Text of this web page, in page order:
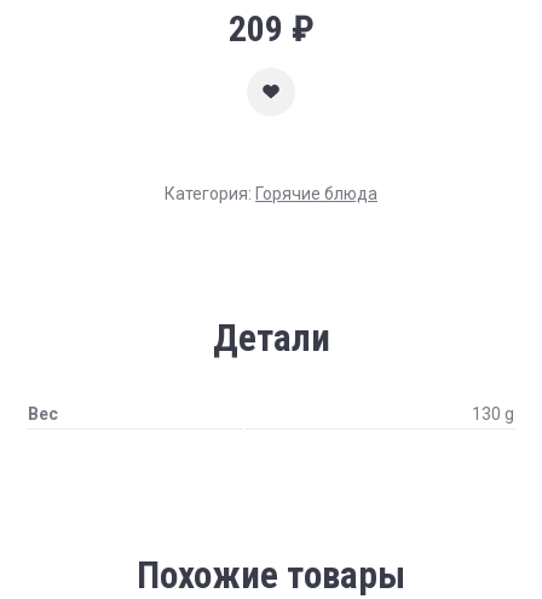
209 ₽
Категория: Горячие блюда
Детали
Вес 130 g
Похожие товары